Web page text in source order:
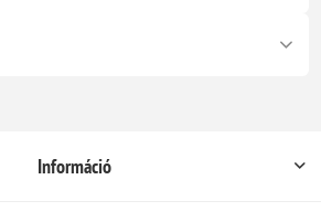
Információ